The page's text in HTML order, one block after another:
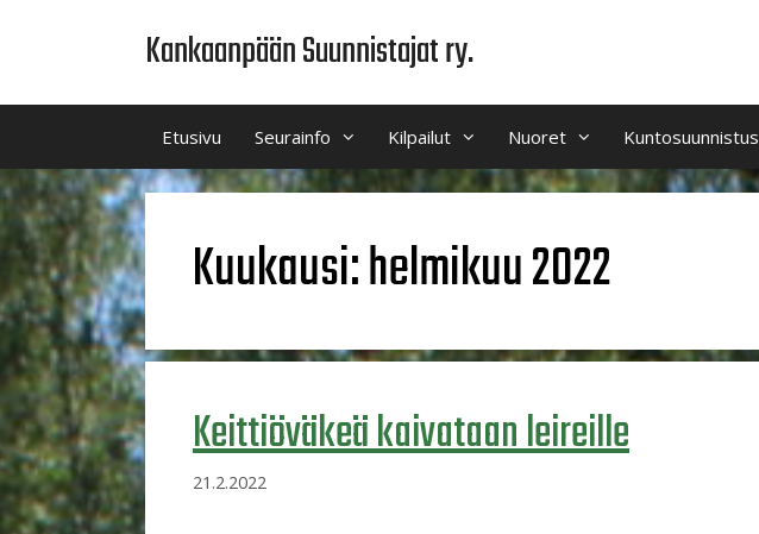
Kankaanpään Suunnistajat ry.
Etusivu Seurainfo Kilpailut Nuoret Kuntosuunnistus
Kuukausi:helmikuu 2022
Keittiöväkeä kaivataan leireille
21.2.2022